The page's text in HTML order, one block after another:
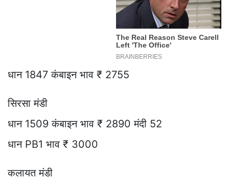
धान 1847 कंबाइन भाव ₹ 2755
सिरसा मंडी
धान 1509 कंबाइन भाव ₹ 2890 मंदी 52
धान PB1 भाव ₹ 3000
कलायत मंडी